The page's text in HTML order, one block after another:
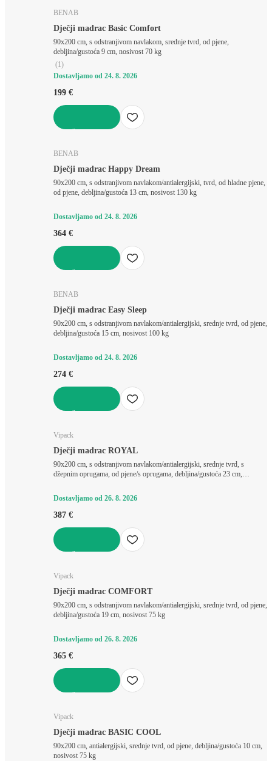
BENAB
Dječji madrac Basic Comfort
90x200 cm, s odstranjivom navlakom, srednje tvrd, od pjene,
debljina/gustoća 9 cm, nosivost 70 kg
(1)
Dostavljamo od 24. 8. 2026
199 €
BENAB
Dječji madrac Happy Dream
90x200 cm, s odstranjivom navlakom/antialergijski, tvrd, od hladne pjene,
od pjene, debljina/gustoća 13 cm, nosivost 130 kg
Dostavljamo od 24. 8. 2026
364 €
BENAB
Dječji madrac Easy Sleep
90x200 cm, s odstranjivom navlakom/antialergijski, srednje tvrd, od pjene,
debljina/gustoća 15 cm, nosivost 100 kg
Dostavljamo od 24. 8. 2026
274 €
Vipack
Dječji madrac ROYAL
90x200 cm, s odstranjivom navlakom/antialergijski, srednje tvrd, s
džepnim oprugama, od pjene/s oprugama, debljina/gustoća 23 cm,
Dostavljamo od 26. 8. 2026
387 €
Vipack
Dječji madrac COMFORT
90x200 cm, s odstranjivom navlakom/antialergijski, srednje tvrd, od pjene,
debljina/gustoća 19 cm, nosivost 75 kg
Dostavljamo od 26. 8. 2026
365 €
Vipack
Dječji madrac BASIC COOL
90x200 cm, antialergijski, srednje tvrd, od pjene, debljina/gustoća 10 cm,
nosivost 75 kg